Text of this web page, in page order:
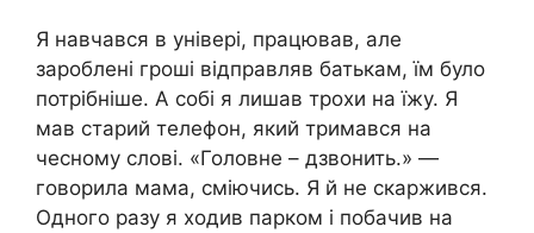
Я навчався в універі, працював, але
зароблені гроші відправляв батькам, їм було
потрібніше. А собі я лишав трохи на їжу. Я
мав старий телефон, який тримався на
чесному слові. «Головне – дзвонить.» —
говорила мама, сміючись. Я й не скаржився.
Одного разу я ходив парком і побачив на